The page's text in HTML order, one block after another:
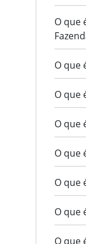
O que
O que
O que
O que
O que
O que
O que
O que